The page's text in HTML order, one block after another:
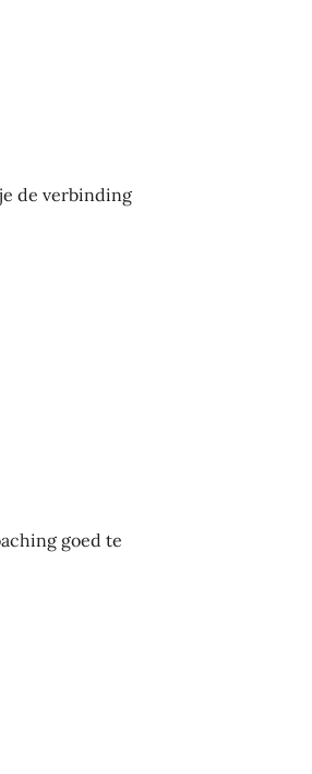
je de verbinding
goed te